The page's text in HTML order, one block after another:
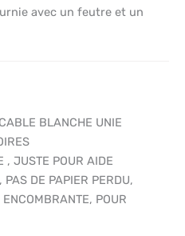
avec un feutre et un
BLANCHE UNIE
, JUSTE POUR AIDE
PAS DE PAPIER PERDU,
POUR